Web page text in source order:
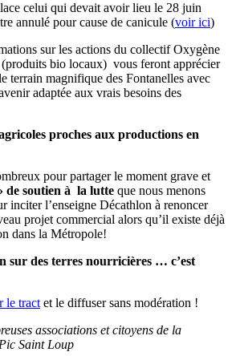
celui qui devait avoir lieu le 28 juin
annulé pour cause de canicule (voir ici)
sur les actions du collectif Oxygène
(produits bio locaux) vous feront apprécier
terrain magnifique des Fontanelles avec
adaptée aux vrais besoins des
proches aux productions en
pour partager le moment grave et
de soutien à la lutte que nous menons
inciter l’enseigne Décathlon à renoncer
projet commercial alors qu’il existe déjà
dans la Métropole!
sur des terres nourricières … c’est
le tract et le diffuser sans modération !
associations et citoyens de la
Saint Loup